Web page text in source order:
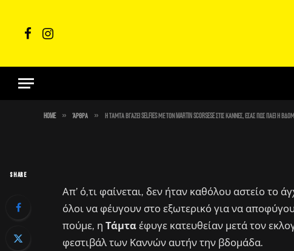
FacebookInstagram
Home » Άρθρα » Η Τάμτα βγάζει selfies με τον Martin Scorsese στις Κάννες, εσάς πώς πάει η
Η Τάμτα βγάζει selfies με
Κάννες, εσάς πώς πάει η
Στέλιος May 26, 2023 No Comments 1 Min Read
SHARE
Απ’ ό,τι φαίνεται, δεν ήταν καθόλου αστείο το
όλοι να φέυγουν στο εξωτερικό για να
πούμε, η Τάμτα έφυγε κατευθείαν μετά τον
φεστιβάλ των Καννών αυτήν την βδομάδα.